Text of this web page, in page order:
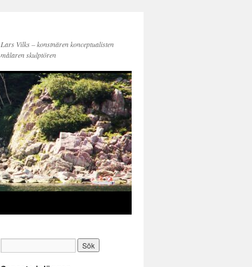
Lars Vilks – konstnären konceptualisten
målaren skulptören